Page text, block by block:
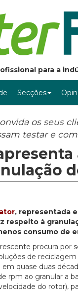
para a
Secções
os seus
testar e
, representada
respeito à
consumo de
procura por
de
em quase duas
rpm ao granular a
do rotor),